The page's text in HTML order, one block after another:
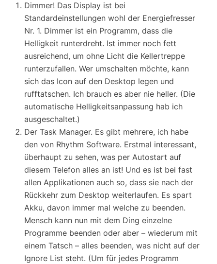
Dimmer! Das Display ist bei
Standardeinstellungen wohl der Energiefresser
Nr. 1. Dimmer ist ein Programm, dass die
Helligkeit runterdreht. Ist immer noch fett
ausreichend, um ohne Licht die Kellertreppe
runterzufallen. Wer umschalten möchte, kann
sich das Icon auf den Desktop legen und
rufftatschen. Ich brauch es aber nie heller. (Die
automatische Helligkeitsanpassung hab ich
ausgeschaltet.)
Der Task Manager. Es gibt mehrere, ich habe
den von Rhythm Software. Erstmal interessant,
überhaupt zu sehen, was per Autostart auf
diesem Telefon alles an ist! Und es ist bei fast
allen Applikationen auch so, dass sie nach der
Rückkehr zum Desktop weiterlaufen. Es spart
Akku, davon immer mal welche zu beenden.
Mensch kann nun mit dem Ding einzelne
Programme beenden oder aber – wiederum mit
einem Tatsch – alles beenden, was nicht auf der
Ignore List steht. (Um für jedes Programm